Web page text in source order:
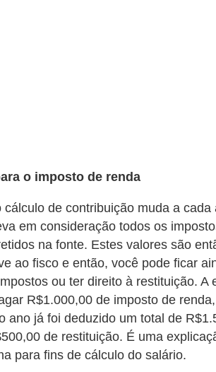
o imposto de renda
cálculo de contribuição muda a cada
em consideração todos os
na fonte. Estes valores são
ao fisco e então, você pode ficar
ou ter direito à restituição. A
R$1.000,00 de imposto de
ano já foi deduzido um total de
de restituição. É uma
para fins de cálculo do salário.